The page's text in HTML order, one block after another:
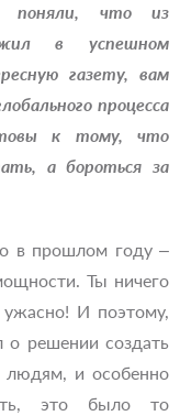
что из
в успешном
газету, вам
процесса
к тому, что
а бороться за
в прошлом году –
Ты ничего
И поэтому,
о решении создать
и особенно
это было то